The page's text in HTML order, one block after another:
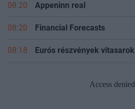
08:20 Appeninn real
08:20 Financial Forecasts
08:18 Eurós részvények vitasarok